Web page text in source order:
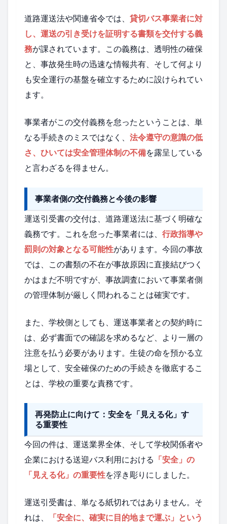
道路運送法や関連省令では、 貸切バス事業者に対
し、運送の引き受けを証明する書類を交付する義
務が課されています。この義務は、透明性の確保
と、事故発生時の迅速な情報共有、そして何より
も安全運行の基盤を確立するために設けられてい
ます。
事業者がこの交付義務を怠ったということは、単
なる手続きのミスではなく、 法令遵守の意識の低
さ、ひいては安全管理体制の不備を露呈している
と言わざるを得ません。
事業者側の交付義務と今後の影響
運送引受書の交付は、道路運送法に基づく明確な
義務です。これを怠った事業者には、 行政指導や
罰則の対象となる可能性があります。今回の事故
では、この書類の不在が事故原因に直接結びつく
かはまだ不明ですが、事故調査において事業者側
の管理体制が厳しく問われることは確実です。
また、学校側としても、運送事業者との契約時に
は、必ず書面での確認を求めるなど、より一層の
注意を払う必要があります。生徒の命を預かる立
場として、安全確保のための手続きを徹底するこ
とは、学校の重要な責務です。
再発防止に向けて：安全を「見える化」す
る重要性
今回の件は、運送業界全体、そして学校関係者や
企業における送迎バス利用における 「安全」の
「見える化」の重要性を浮き彫りにしました。
運送引受書は、単なる紙切れではありません。そ
れは、
「安全に、確実に目的地まで運ぶ」という